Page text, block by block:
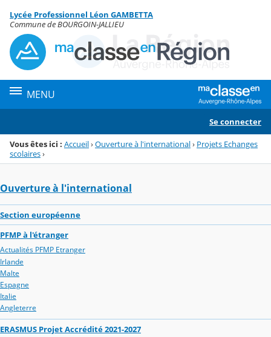
Menu de la rubrique
Contenu
Lycée Professionnel Léon GAMBETTA
Commune de BOURGOIN-JALLIEU
MENU
Se connecter
Vous êtes ici : Accueil›Ouverture à l'international› Projets Echanges
scolaires›
Ouverture à l'international
Section européenne
PFMP à l'étranger
Actualités PFMP Etranger
Irlande
Malte
Espagne
Italie
Angleterre
ERASMUS Projet Accrédité 2021-2027